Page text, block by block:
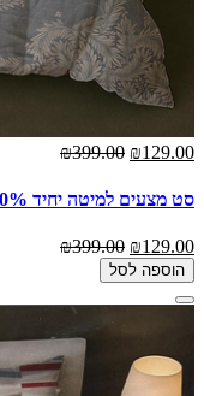
₪129.00
₪399.00
סט מצעים למיטה יחיד 100% כותנה דגם מרוואל צבע כחול 90/200
₪129.00
₪399.00
הוספה לסל